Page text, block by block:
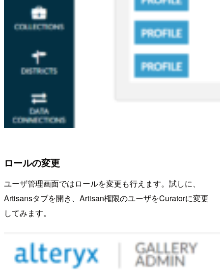
ロールの変更
ユーザ管理画面ではロールを変更も行えます。試しに、
Artisansタブを開き、Artisan権限のユーザをCuratorに変更
してみます。